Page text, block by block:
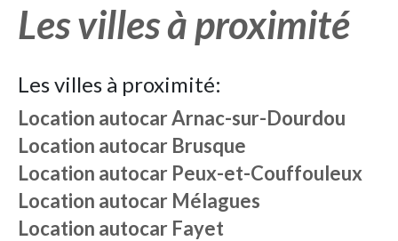
Les villes à proximité
Les villes à proximité:
Location autocarArnac-sur-Dourdou
Location autocar Brusque
Location autocar Peux-et-Couffouleux
Location autocar Mélagues
Location autocar Fayet